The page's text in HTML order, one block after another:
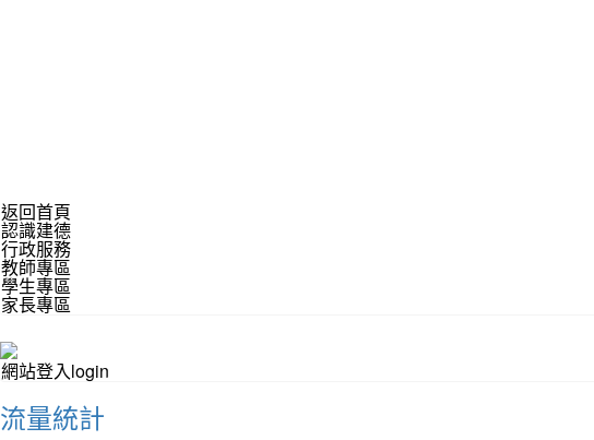
返回首頁
認識建德
行政服務
教師專區
學生專區
家長專區
網站登入login
流量統計